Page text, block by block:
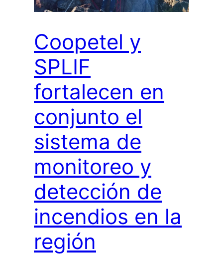
Coopetel y
SPLIF
fortalecen en
conjunto el
sistema de
monitoreo y
detección de
incendios en la
región